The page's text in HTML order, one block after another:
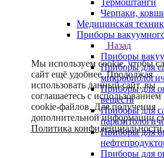
Термоштанги
Черпаки,
Медицинская
Приборы
Назад
Приборы
Приборы для
Приборы для
веществ
Приборы для
Приборы для
Приборы для
Мы используем cookie, чтобы
сайт ещё удобнее. Продолжая
использовать данный сайт, вы
соглашаетесь с
cookie-файлов. Для получения
дополнительной информации
Политика конфиденциальности.